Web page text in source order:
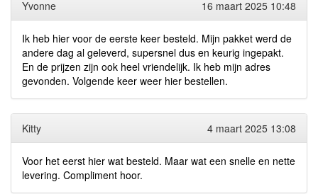
Yvonne 16 maart 2025 10:48
Ik heb hier voor de eerste keer besteld. Mijn pakket werd de
andere dag al geleverd, supersnel dus en keurig ingepakt.
En de prijzen zijn ook heel vriendelijk. Ik heb mijn adres
gevonden. Volgende keer weer hier bestellen.
Kitty 4 maart 2025 13:08
Voor het eerst hier wat besteld. Maar wat een snelle en nette
levering. Compliment hoor.